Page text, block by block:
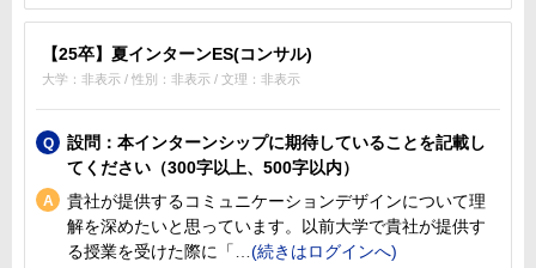
【25卒】夏インターンES(コンサル)
大学：非表示 / 性別：非表示 / 文理：非表示
設問：本インターンシップに期待していることを記載し
てください（300字以上、500字以内）
貴社が提供するコミュニケーションデザインについて理
解を深めたいと思っています。以前大学で貴社が提供す
る授業を受けた際に「